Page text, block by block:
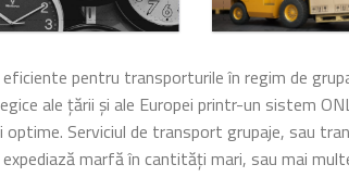
pentru transporturile în regim de
ale ţării și ale Europei printr-un sistem
Serviciul de transport grupaje, sau
marfă în cantități mari, sau mai